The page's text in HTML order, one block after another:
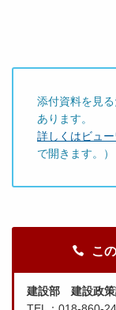
添付資料を見
あります。
詳しくはビュー
で開きます。）
こ
建設部 建設政